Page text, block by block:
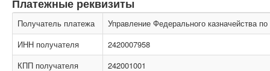
Платежные реквизиты
Получатель платежа
Управление Федерального казначейства
ИНН получателя
2420007958
КПП получателя
242001001